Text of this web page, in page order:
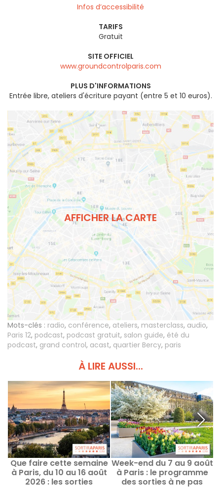
Infos d’accessibilité
TARIFS
Gratuit
SITE OFFICIEL
www.groundcontrolparis.com
PLUS D'INFORMATIONS
Entrée libre, ateliers d'écriture payant (entre 5 et 10 euros).
AFFICHER LA CARTE
Mots-clés : radio, conférence, ateliers, masterclass, audio,
Paris 12, podcast, podcast gratuit, salon guide, été du
podcast, grand control, acast, quartier Bercy, paris
À LIRE AUSSI...
Que faire cette semaine
à Paris, du 10 au 16 août
2026 : les sorties
Week-end du 7 au 9 août
à Paris : le programme
des sorties à ne pas